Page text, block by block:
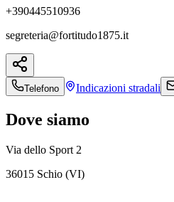
+390445510936
segreteria@fortitudo1875.it
Telefono Indicazioni stradali
Dove siamo
Via dello Sport 2
36015 Schio (VI)